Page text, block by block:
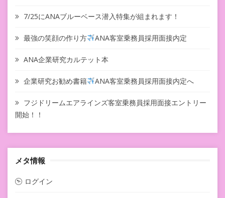
7/25にANAブルーベース潜入特集が組まれます！
最強の笑顔の作り方 ANA客室乗務員採用面接内定
ANA企業研究カルテット本
企業研究お勧め書籍 ANA客室乗務員採用面接内定へ
フジドリームエアラインズ客室乗務員採用面接エントリー
開始！！
メタ情報
ログイン